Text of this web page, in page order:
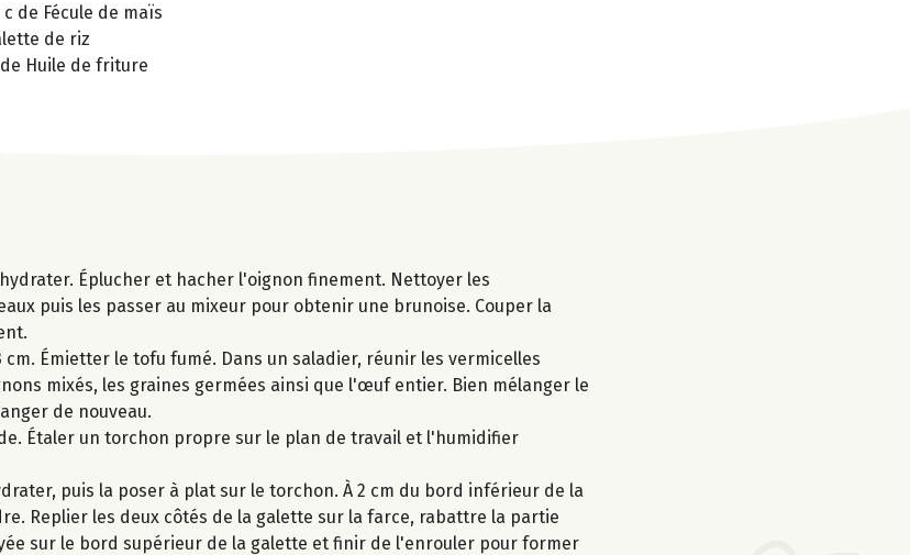
c de Fécule de maïs
de riz
de Huile de friture
Éplucher et hacher l'oignon finement. Nettoyer les
puis les passer au mixeur pour obtenir une brunoise. Couper la
Émietter le tofu fumé. Dans un saladier, réunir les vermicelles
mixés, les graines germées ainsi que l'œuf entier. Bien mélanger le
de nouveau.
Étaler un torchon propre sur le plan de travail et l'humidifier
puis la poser à plat sur le torchon. À 2 cm du bord inférieur de la
Replier les deux côtés de la galette sur la farce, rabattre la partie
sur le bord supérieur de la galette et finir de l'enrouler pour former